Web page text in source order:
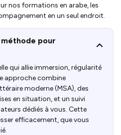
nos formations en arabe, les
en un seul endroit.
pour
qui allie immersion, régularité
approche combine
moderne (MSA), des
en situation, et un suivi
dédiés à vous. Cette
efficacement, que vous